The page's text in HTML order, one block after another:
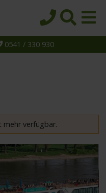
0541 / 330 930
mehr verfügbar.